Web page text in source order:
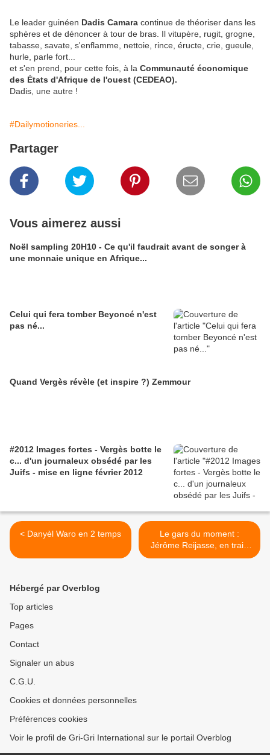
Le leader guinéen Dadis Camara continue de théoriser dans les
sphères et de dénoncer à tour de bras. Il vitupère, rugit, grogne,
tabasse, savate, s'enflamme, nettoie, rince, éructe, crie, gueule,
hurle, parle fort...
et s'en prend, pour cette fois, à la Communauté économique
des États d'Afrique de l'ouest (CEDEAO).
Dadis, une autre !
#Dailymotioneries...
Partager
Vous aimerez aussi
Noël sampling 20H10 - Ce qu'il faudrait avant de songer à
une monnaie unique en Afrique...
Celui qui fera tomber Beyoncé n'est
pas né...
Quand Vergès révèle (et inspire ?) Zemmour
#2012 Images fortes - Vergès botte le
c... d'un journaleux obsédé par les
Juifs - mise en ligne février 2012
< Danyèl Waro en 2 temps
Le gars du moment :
Jérôme Reijasse, en train
de signer le livre du
Hébergé par Overblog
Top articles
Pages
Contact
Signaler un abus
C.G.U.
Cookies et données personnelles
Préférences cookies
Voir le profil de Gri-Gri International sur le portail Overblog